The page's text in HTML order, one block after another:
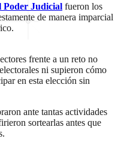
Poder Judicial fueron los
de manera imparcial
frente a un reto no
ni supieron cómo
en esta elección sin
ante tantas actividades
sortearlas antes que